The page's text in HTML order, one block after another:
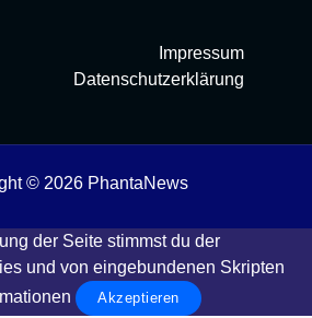
Impressum
Datenschutzerklärung
© 2026 PhantaNews
der Seite stimmst du der
und von eingebundenen Skripten
Akzeptieren